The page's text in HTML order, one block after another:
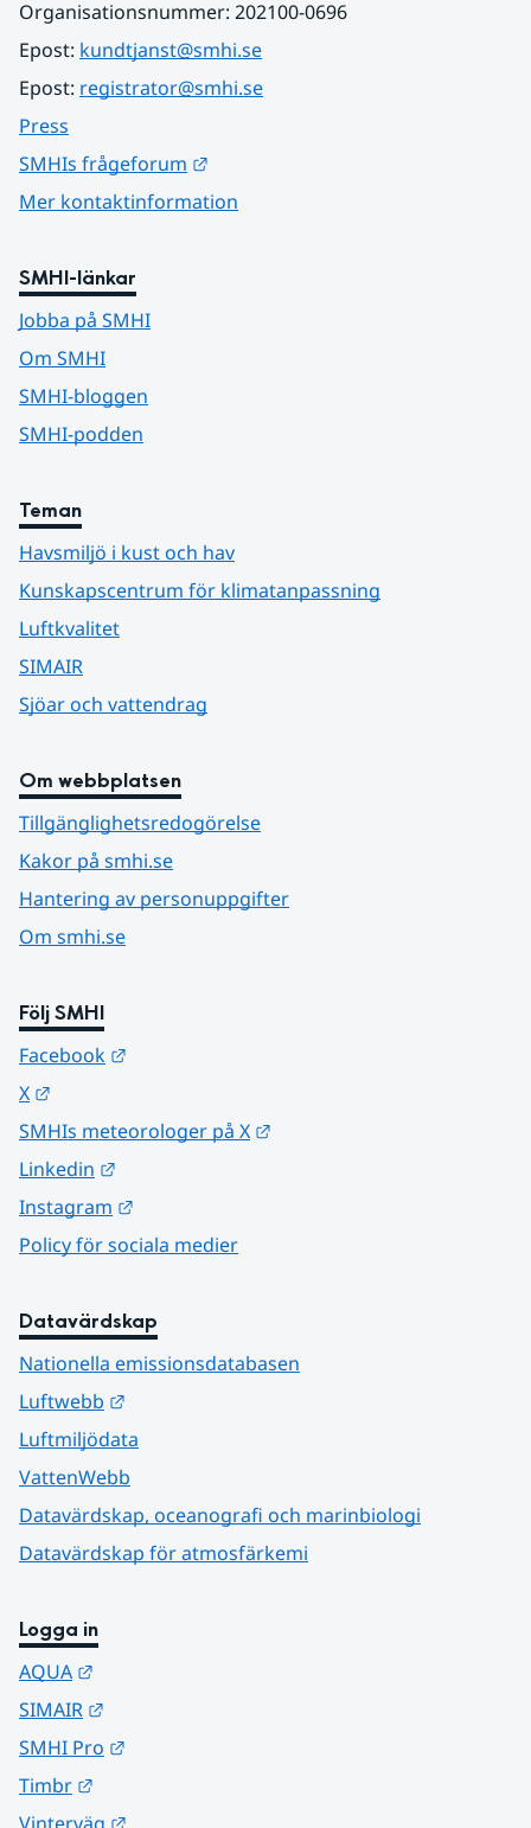
Organisationsnummer: 202100-0696
Epost: kundtjanst@smhi.se
Epost: registrator@smhi.se
Press
SMHIs frågeforum
Mer kontaktinformation
SMHI-länkar
Jobba på SMHI
Om SMHI
SMHI-bloggen
SMHI-podden
Teman
Havsmiljö i kust och hav
Kunskapscentrum för klimatanpassning
Luftkvalitet
SIMAIR
Sjöar och vattendrag
Om webbplatsen
Tillgänglighetsredogörelse
Kakor på smhi.se
Hantering av personuppgifter
Om smhi.se
Följ SMHI
Facebook
X
SMHIs meteorologer på X
Linkedin
Instagram
Policy för sociala medier
Datavärdskap
Nationella emissionsdatabasen
Luftwebb
Luftmiljödata
VattenWebb
Datavärdskap, oceanografi och marinbiologi
Datavärdskap för atmosfärkemi
Logga in
AQUA
SIMAIR
SMHI Pro
Timbr